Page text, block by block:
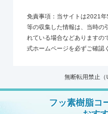
フッ素樹脂コ
免責事項： 当サイトは2021年
等の収集した情報は、当時の
れている場合などありますの
式ホームページを必ずご確認
無断転用禁止
Copyright (C) フ